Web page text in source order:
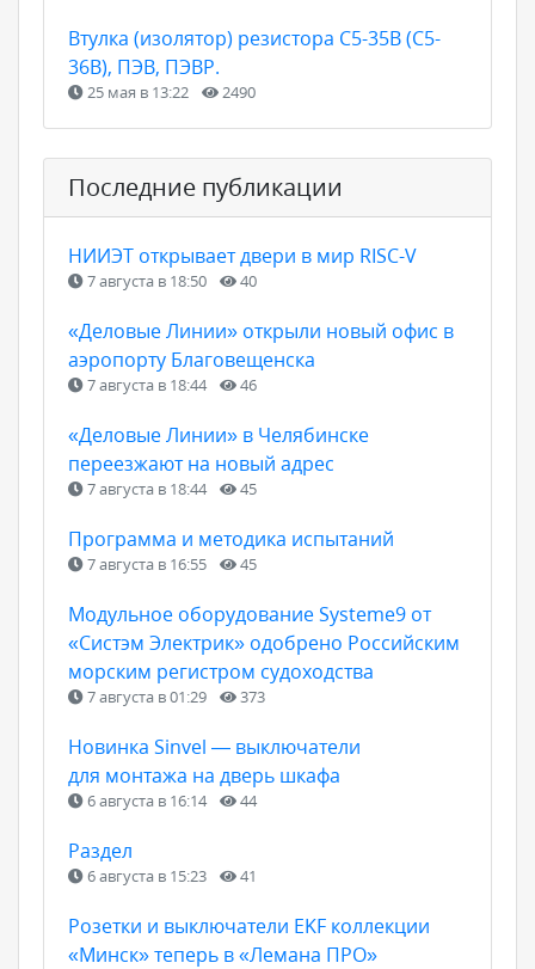
Втулка (изолятор) резистора С5-35В (С5-
36В), ПЭВ, ПЭВР.
25 мая в 13:22 2490
Последние публикации
НИИЭТ открывает двери в мир RISC-V
7 августа в 18:50 40
«Деловые Линии» открыли новый офис в
аэропорту Благовещенска
7 августа в 18:44 46
«Деловые Линии» в Челябинске
переезжают на новый адрес
7 августа в 18:44 45
Программа и методика испытаний
7 августа в 16:55 45
Модульное оборудование Systeme9 от
«Систэм Электрик» одобрено Российским
морским регистром судоходства
7 августа в 01:29 373
Новинка Sinvel — выключатели
для монтажа на дверь шкафа
6 августа в 16:14 44
Раздел
6 августа в 15:23 41
Розетки и выключатели EKF коллекции
«Минск» теперь в «Лемана ПРО»